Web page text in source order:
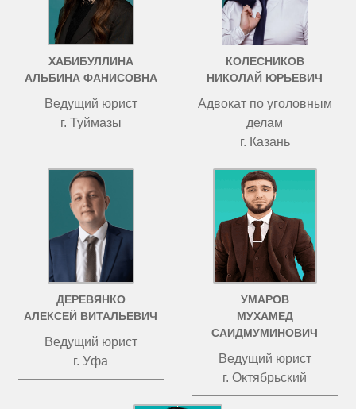
ХАБИБУЛЛИНА
АЛЬБИНА ФАНИСОВНА
Ведущий юрист
г. Туймазы
КОЛЕСНИКОВ
НИКОЛАЙ ЮРЬЕВИЧ
Адвокат по уголовным
делам
г. Казань
ДЕРЕВЯНКО
АЛЕКСЕЙ ВИТАЛЬЕВИЧ
Ведущий юрист
г. Уфа
УМАРОВ
МУХАМЕД
САИДМУМИНОВИЧ
Ведущий юрист
г. Октябрьский